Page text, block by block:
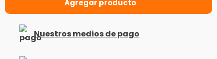
Nuestros medios de pago